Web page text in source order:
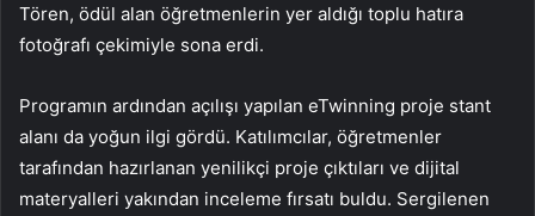
Tören, ödül alan öğretmenlerin yer aldığı toplu hatıra
fotoğrafı çekimiyle sona erdi.
Programın ardından açılışı yapılan eTwinning proje stant
alanı da yoğun ilgi gördü. Katılımcılar, öğretmenler
tarafından hazırlanan yenilikçi proje çıktıları ve dijital
materyalleri yakından inceleme fırsatı buldu. Sergilenen